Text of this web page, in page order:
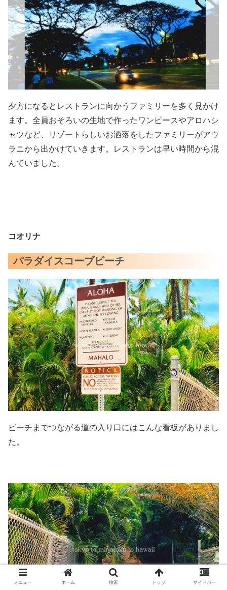
夕方になるとレストランに向かうファミリーを多く見かけ
ます。全員おそろいの生地で作ったワンピースやアロハシ
ャツなど、リゾートらしいお洒落をしたファミリーがアウ
ラニから出かけていきます。レストランは早い時間から混
んでいました。
コオリナ
パラダイスコーブビーチ
ビーチまでつながる道の入り口にはこんな看板がありまし
た。
メニュー ホーム 検索 トップ サイドバー